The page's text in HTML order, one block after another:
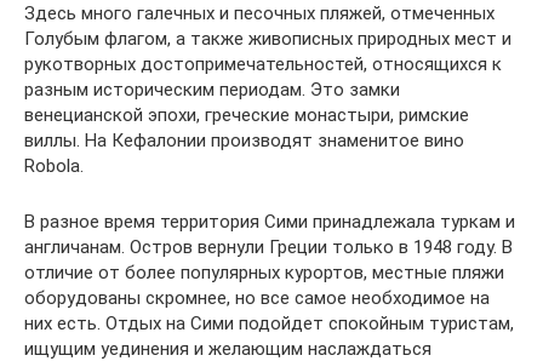
Здесь много галечных и песочных пляжей, отмеченных
Голубым флагом, а также живописных природных мест и
рукотворных достопримечательностей, относящихся к
разным историческим периодам. Это замки
венецианской эпохи, греческие монастыри, римские
виллы. На Кефалонии производят знаменитое вино
Robola.
В разное время территория Сими принадлежала туркам и
англичанам. Остров вернули Греции только в 1948 году. В
отличие от более популярных курортов, местные пляжи
оборудованы скромнее, но все самое необходимое на
них есть. Отдых на Сими подойдет спокойным туристам,
ищущим уединения и желающим наслаждаться